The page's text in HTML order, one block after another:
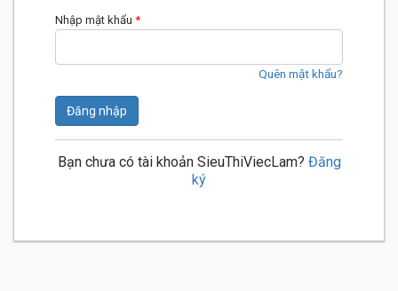
Nhập mật khẩu *
Quên mật khẩu?
Đăng nhập
Bạn chưa có tài khoản SieuThiViecLam? Đăng
ký